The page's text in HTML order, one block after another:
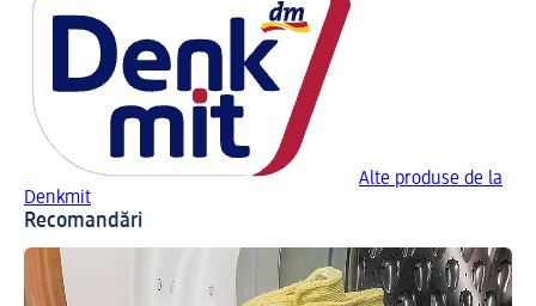
Alte produse de la
Denkmit
Recomandări